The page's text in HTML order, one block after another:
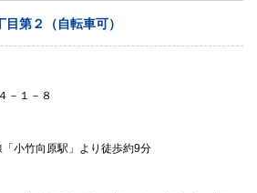
第２（自転車可）
－１－８
小竹向原駅」より徒歩約9分